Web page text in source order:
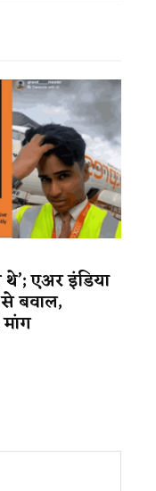
एअर इंडिया
से बवाल,